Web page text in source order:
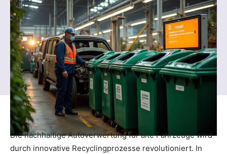
Die nachhaltige Autoverwertung für alte Fahrzeuge wird
durch innovative Recyclingprozesse revolutioniert. In